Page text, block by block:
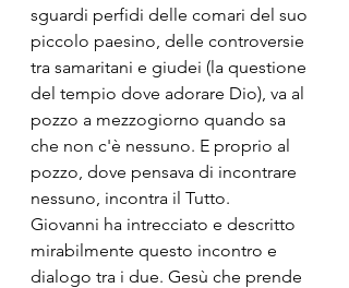
sguardi perfidi delle comari del suo
piccolo paesino, delle controversie
tra samaritani e giudei (la questione
del tempio dove adorare Dio), va al
pozzo a mezzogiorno quando sa
che non c'è nessuno. E proprio al
pozzo, dove pensava di incontrare
nessuno, incontra il Tutto.
Giovanni ha intrecciato e descritto
mirabilmente questo incontro e
dialogo tra i due. Gesù che prende